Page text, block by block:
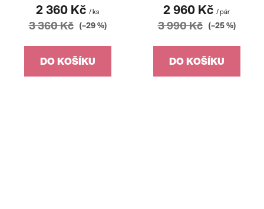
2 360 Kč / ks
3 360 Kč (–29 %)
DO KOŠÍKU
2 960 Kč / pár
3 990 Kč (–25 %)
DO KOŠÍKU